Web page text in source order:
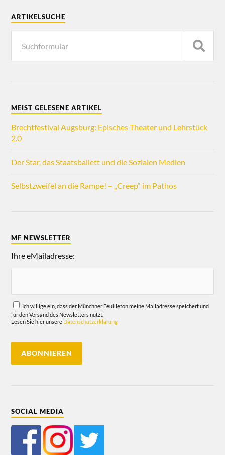
ARTIKELSUCHE
MEIST GELESENE ARTIKEL
Brechtfestival Augsburg: Episches Theater und Lehrstück
2.0
Der Star, das Staatsballett und die Sozialen Medien
Selbstzweifel an die Rampe! – „Creep“ im Pathos
MF NEWSLETTER
Ihre eMailadresse:
Ich willige ein, dass der Münchner Feuilleton meine Mailadresse speichert und
für den Versand des Newsletters nutzt.
Lesen Sie hier unsere Datenschutzerklärung
SOCIAL MEDIA